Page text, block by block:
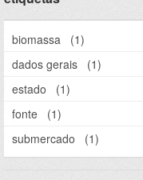
biomassa (1)
dados gerais
(1)
estado
(1)
fonte
(1)
submercado
(1)